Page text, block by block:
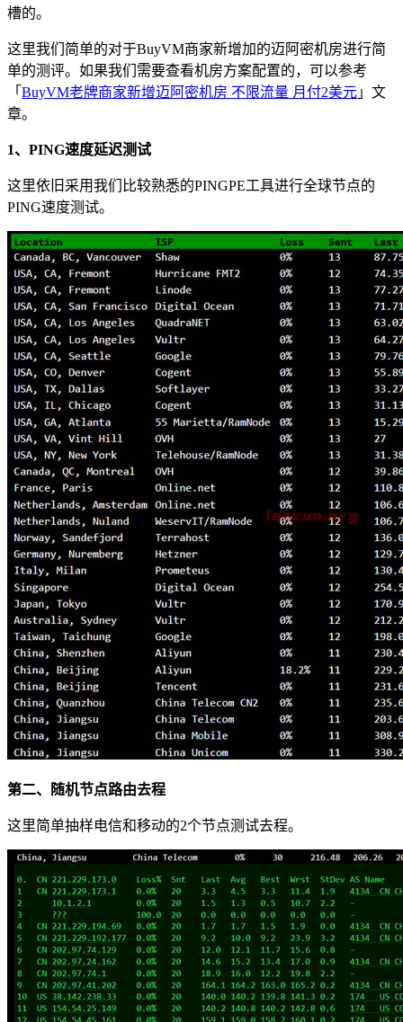
槽的。
这里我们简单的对于BuyVM商家新增加的迈阿密机房进行简
单的测评。如果我们需要查看机房方案配置的，可以参考
「 BuyVM老牌商家新增迈阿密机房 不限流量 月付2美元 」文
章。
1、PING速度延迟测试
这里依旧采用我们比较熟悉的PINGPE工具进行全球节点的
PING速度测试。
第二、随机节点路由去程
这里简单抽样电信和移动的2个节点测试去程。